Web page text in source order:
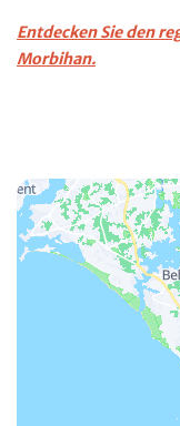
Entdecken Sie den
Morbihan.